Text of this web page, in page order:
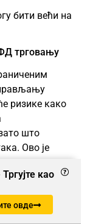
бити већи на
трговању
ризике како
што
Ово је
ризиком:
као
овде